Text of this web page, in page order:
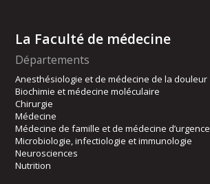
La Faculté de médecine
Départements
Anesthésiologie et de médecine de la douleur
Biochimie et médecine moléculaire
Chirurgie
Médecine
Médecine de famille et de médecine d’urgence
Microbiologie, infectiologie et immunologie
Neurosciences
Nutrition